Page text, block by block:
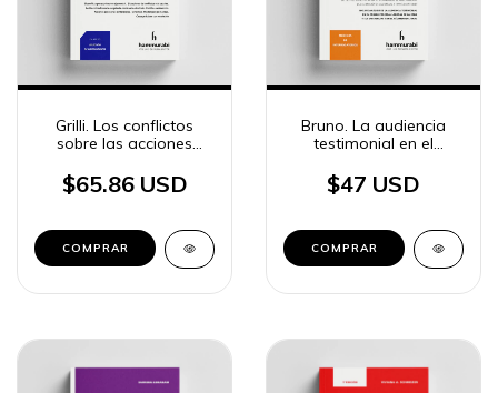
Grilli. Los conflictos
sobre las acciones
$65.86 USD
COMPRAR
Bruno. La audiencia
testimonial en el
$47 USD
COMPRAR